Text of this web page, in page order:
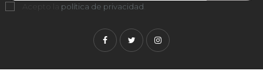
Acepto la política de privacidad
FacebookTwitterInstagram